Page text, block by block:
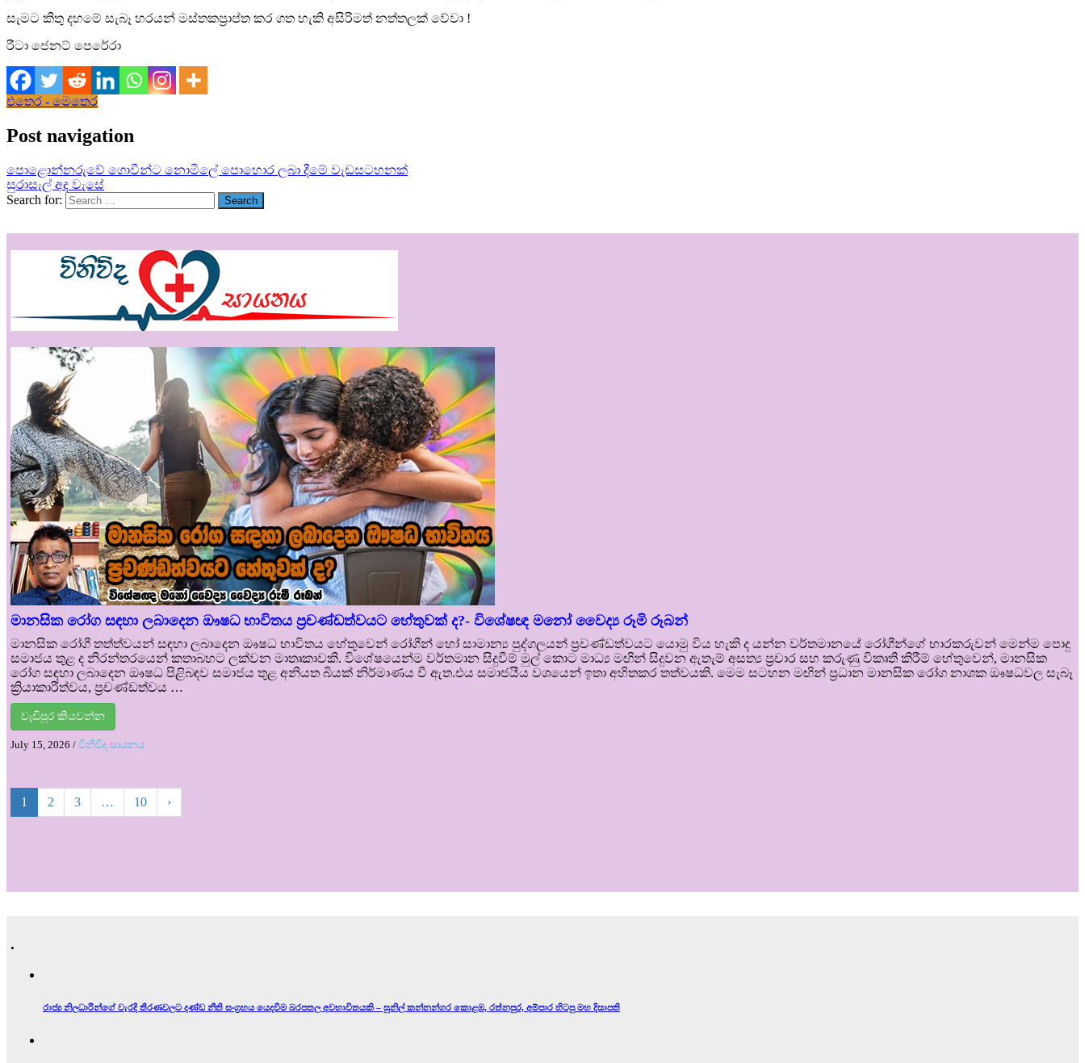
සැමට කිතු දහමේ සැබෑ හරයන් මස්තකප්‍රාප්ත කර ගත හැකි අසිරිමත් නත්තලක් වේවා !
රීටා ජෙනට් පෙරේරා
එතෙර - මෙතෙර
Post navigation
පොළොන්නරුවේ ගොවීන්ට නොමිලේ පොහොර ලබා දීමේ වැඩසටහනක්
සුරාසැල් අද වැසේ
Search for:
මානසික රෝග සඳහා ලබාදෙන ඖෂධ භාවිතය ප්‍රචණ්ඩත්වයට හේතුවක් ද?- විශේෂඥ මනෝ වෛද්‍ය රූමි රූබන්
මානසික රෝගී තත්ත්වයන් සඳහා ලබාදෙන ඖෂධ භාවිතය හේතුවෙන් රෝගීන් හෝ සාමාන්‍ය පුද්ගලයන් ප්‍රචණ්ඩත්වයට යොමු විය හැකි ද යන්න වර්තමානයේ රෝගීන්ගේ භාරකරුවන් මෙන්ම පොදු
සමාජය තුළ ද නිරන්තරයෙන් කතාබහට ලක්වන මාතෘකාවකි. විශේෂයෙන්ම වර්තමාන සිදුවීම් මුල් කොට මාධ්‍ය මඟින් සිදුවන ඇතැම් අසත්‍ය ප්‍රචාර සහ කරුණු විකෘති කිරීම් හේතුවෙන්, මානසික
රෝග සඳහා ලබාදෙන ඖෂධ පිළිබඳව සමාජය තුළ අනියත බියක් නිර්මාණය වී ඇත.එය සමාජයීය වශයෙන් ඉතා අහිතකර තත්වයකි. මෙම සටහන මඟින් ප්‍රධාන මානසික රෝග නාශක ඖෂධවල සැබෑ
ක්‍රියාකාරීත්වය, ප්‍රචණ්ඩත්වය …
වැඩිපුර කියවන්න
July 15, 2026 / විනිවිද සායනය
1 2 3 … 10 ›
.
රාජ්‍ය නිලධාරීන්ගේ වැරදි තීරණවලට දණ්ඩ නීති සංග්‍රහය යෙදවීම බරපතල අවභාවිතයකි – සුනිල් කන්නන්ගර කොළඹ, රත්නපුර, අම්පාර හිටපු මහ දිසාපති